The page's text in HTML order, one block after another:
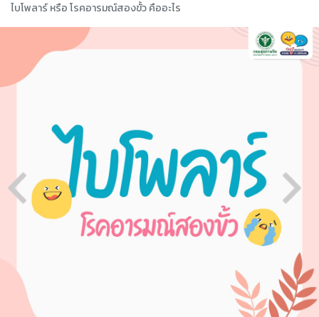
ไบโพลาร์ หรือ โรคอารมณ์สองขั้ว คืออะไร